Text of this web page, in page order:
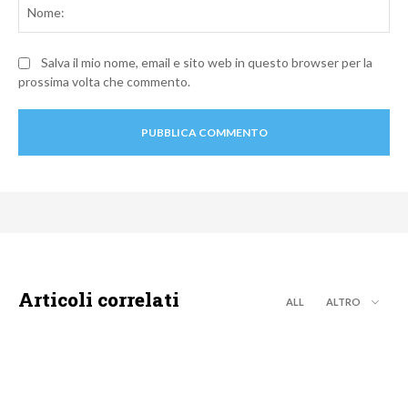
Salva il mio nome, email e sito web in questo browser per la
prossima volta che commento.
Articoli correlati ALL ALTRO